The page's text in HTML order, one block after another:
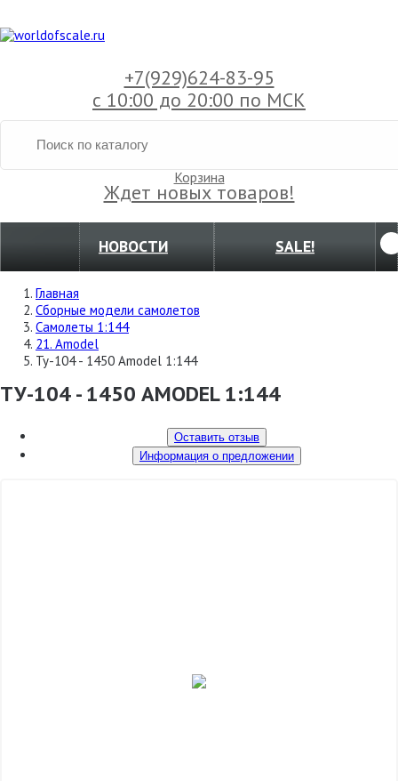
+7(929)624-83-95
с 10:00 до 20:00 по МСК
Корзина
Ждет новых товаров!
НОВОСТИ SALE!
Главная
Сборные модели самолетов
Самолеты 1:144
21. Amodel
Ту-104 - 1450 Amodel 1:144
ТУ-104 - 1450 AMODEL 1:144
Оставить отзыв
Информация о предложении